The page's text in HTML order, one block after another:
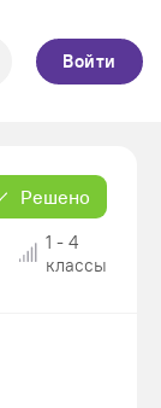
Войти
Решено
1 - 4
классы